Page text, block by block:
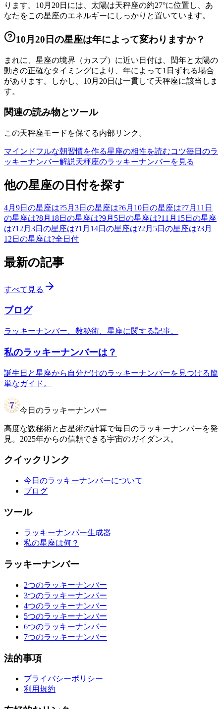
ります。10月20日には、太陽は天秤座の約27°に位置し、あ
なたをこの星座のエネルギーにしっかりと置いています。
10月20日の星座は年によって変わりますか？
まれに、星座の境界（カスプ）に近い日付は、閏年と太陽の
動きの正確なタイミングにより、年によって1日ずれる場合
があります。しかし、10月20日は一貫して天秤座に該当しま
す。
関連の読み物とツール
この天秤座モードを保てる内部リンク。
マインドフルな朝習慣を作る星座の相性を読むコツ毎日のラ
ッキーナンバー解説天秤座のラッキーナンバーを見る
他の星座の日付を探す
4月9日の星座は?5月3日の星座は?6月10日の星座は?7月11日
の星座は?8月18日の星座は?9月5日の星座は?11月15日の星座
は?12月3日の星座は?1月14日の星座は?2月5日の星座は?3月
12日の星座は?全日付
最新の記事
すべて見る
ブログ
ラッキーナンバー、数秘術、星座に関する記事。
私のラッキーナンバーは？
誕生日と星座から自分だけのラッキーナンバーを見つける簡
単なガイド。
今日のラッキーナンバー
高度な数秘術と占星術の計算で毎日のラッキーナンバーを発
見。2025年からの信頼できる宇宙のガイダンス。
クイックリンク
今日のラッキーナンバーについて
ブログ
ツール
ラッキーナンバー生成器
私の星座は何？
ラッキーナンバー
2つのラッキーナンバー
3つのラッキーナンバー
4つのラッキーナンバー
5つのラッキーナンバー
6つのラッキーナンバー
7つのラッキーナンバー
法的事項
プライバシーポリシー
利用規約